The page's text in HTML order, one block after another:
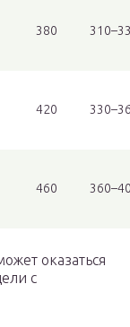
380
420
460
оказаться
с